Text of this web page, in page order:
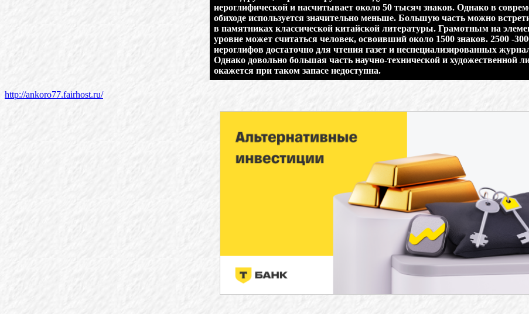
иероглифической и насчитывает около 50 тысяч знаков. Однако в
обиходе используется значительно меньше. Большую часть можно
в памятниках классической китайской литературы. Грамотным на
уровне может считаться человек, освоивший около 1500 знаков. 2500 -
иероглифов достаточно для чтения газет и неспециализированных
Однако довольно большая часть научно-технической и художественной
окажется при таком запасе недоступна.
http://ankoro77.fairhost.ru/